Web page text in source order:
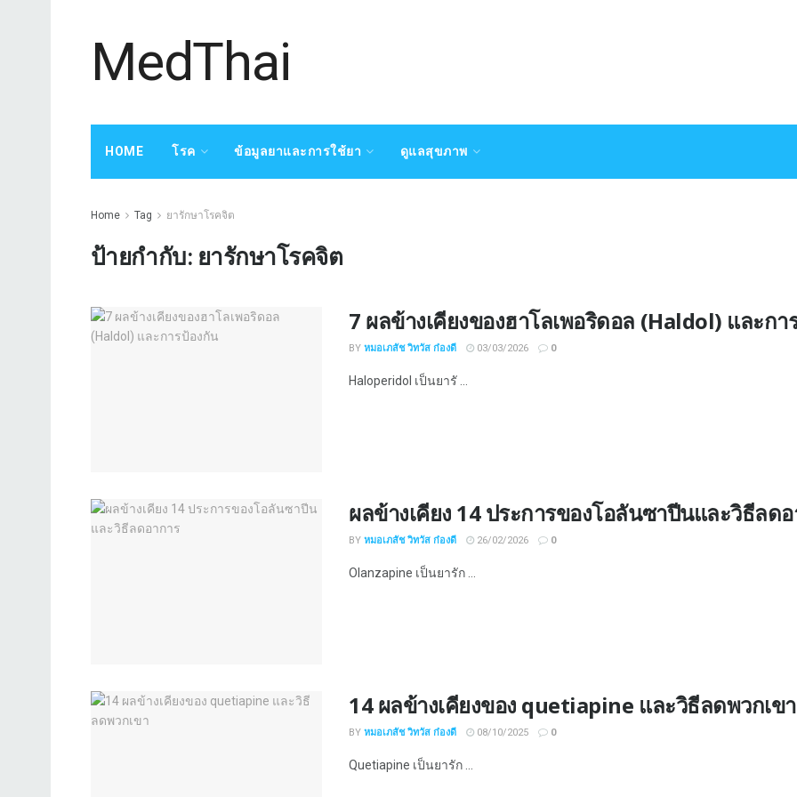
MedThai
HOME โรค ข้อมูลยาและการใช้ยา ดูแลสุขภาพ
Home Tag ยารักษาโรคจิต
ป้ายกำกับ: ยารักษาโรคจิต
7 ผลข้างเคียงของฮาโลเพอริดอล (Haldol) และกา
BY หมอเภสัช วิทวัส ก๋องดี 03/03/2026 0
Haloperidol เป็นยารั ...
ผลข้างเคียง 14 ประการของโอลันซาปีนและวิธีลด
BY หมอเภสัช วิทวัส ก๋องดี 26/02/2026 0
Olanzapine เป็นยารัก ...
14 ผลข้างเคียงของ quetiapine และวิธีลดพวกเขา
BY หมอเภสัช วิทวัส ก๋องดี 08/10/2025 0
Quetiapine เป็นยารัก ...